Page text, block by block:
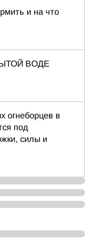
и на что
ВОДЕ
огнеборцев в
под
силы и